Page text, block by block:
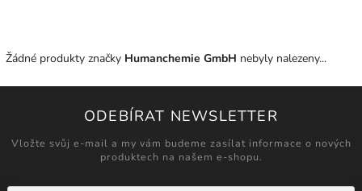
Žádné produkty značky Humanchemie GmbH nebyly nalezeny...
ODEBÍRAT NEWSLETTER
Vložte svůj e-mail a my vám budeme zasílat informace o nových
produktech na našem e-shopu.